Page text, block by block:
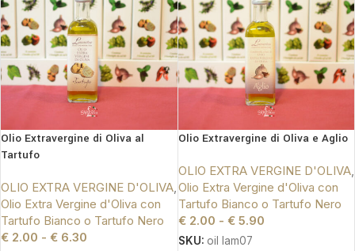
Olio Extravergine di Oliva al
Tartufo
OLIO EXTRA VERGINE D'OLIVA,
Olio Extra Vergine d'Oliva con
Tartufo Bianco o Tartufo Nero
€ 2.00 - € 6.30
Olio Extravergine di Oliva e Aglio
OLIO EXTRA VERGINE D'OLIVA,
Olio Extra Vergine d'Oliva con
Tartufo Bianco o Tartufo Nero
€2.00 - €5.90
SKU: oil lam07